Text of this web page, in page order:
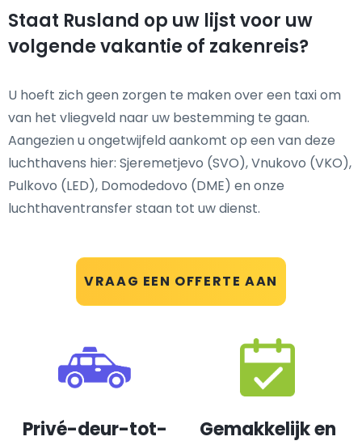
VRAAG EEN OFFERTE AAN
Staat Rusland op uw lijst voor uw
volgende vakantie of zakenreis?
U hoeft zich geen zorgen te maken over een taxi om
van het vliegveld naar uw bestemming te gaan.
Aangezien u ongetwijfeld aankomt op een van deze
luchthavens hier: Sjeremetjevo (SVO), Vnukovo (VKO),
Pulkovo (LED), Domodedovo (DME) en onze
luchthaventransfer staan tot uw dienst.
Privé-deur-tot-
Gemakkelijk en